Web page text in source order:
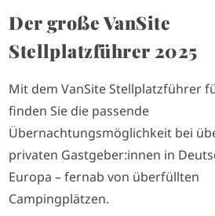
Der große VanSite
Stellplatzführer 2025
Mit dem VanSite Stellplatzführer
finden Sie die passende
Übernachtungsmöglichkeit bei
privaten Gastgeber:innen in
Europa – fernab von überfüllten
Campingplätzen.